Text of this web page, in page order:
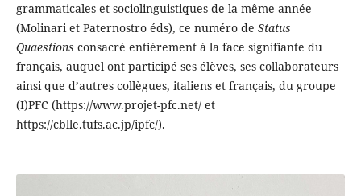
grammaticales et sociolinguistiques de la même année
(Molinari et Paternostro éds), ce numéro de Status
Quaestions consacré entièrement à la face signifiante du
français, auquel ont participé ses élèves, ses collaborateurs
ainsi que d’autres collègues, italiens et français, du groupe
(I)PFC (https://www.projet-pfc.net/ et
https://cblle.tufs.ac.jp/ipfc/).